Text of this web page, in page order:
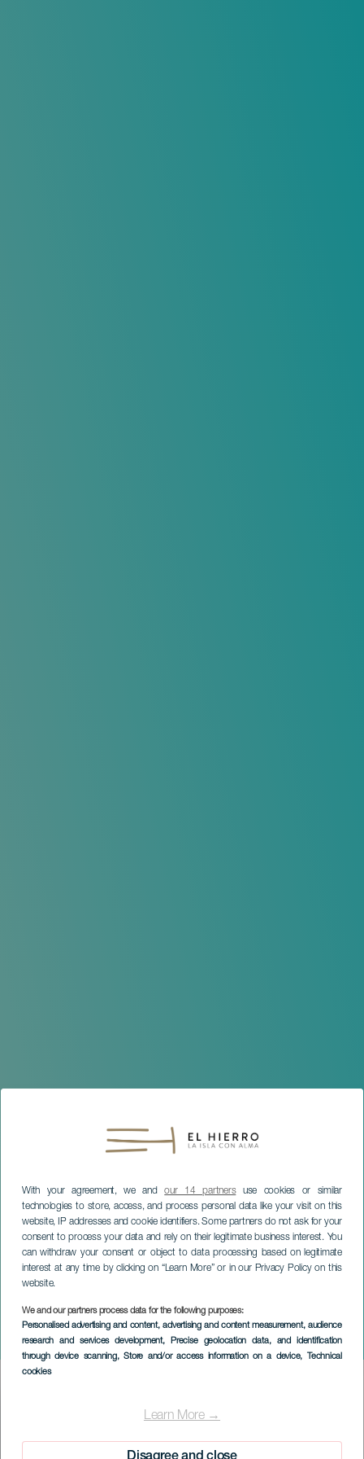
With your agreement, we andour 14 partnersuse cookies or similar
technologies to store, access, and process personal data like your visit on this
website, IP addresses and cookie identifiers. Some partners do not ask for your
consent to process your data and rely on their legitimate business interest. You
can withdraw your consent or object to data processing based on legitimate
interest at any time by clicking on “Learn More” or in our Privacy Policy on this
website.
We and our partners process data for the following purposes:
Personalised advertising and content, advertising and content measurement, audience
research and services development, Precise geolocation data, and identification
through device scanning, Store and/or access information on a device, Technical
cookies
Learn More →
Fluor Jeugdfestival
EL HIERRO